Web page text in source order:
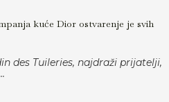
kuće Dior ostvarenje je svih
des Tuileries, najdraži prijatelji,